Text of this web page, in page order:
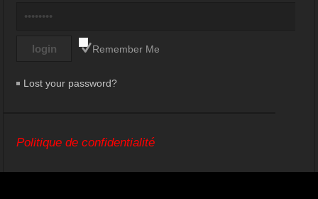
Remember Me
Lost your password?
Politique de confidentialité